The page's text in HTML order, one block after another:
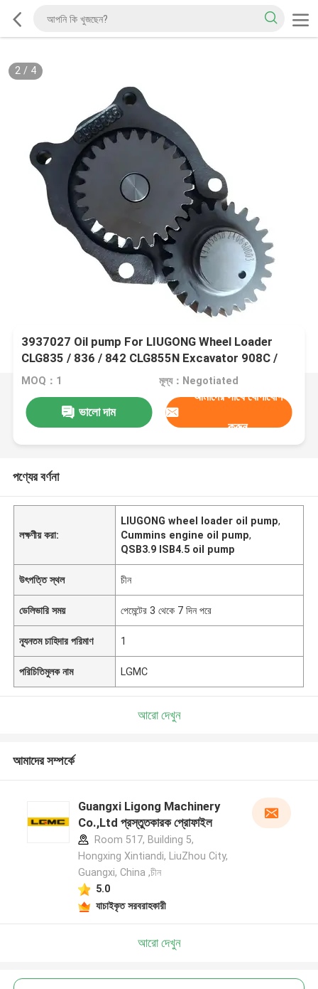
2/ 4
3937027 Oil pump For LIUGONG Wheel Loader
CLG835 / 836 / 842 CLG855N Excavator 908C /
910E / 915D Engine QSB3.9 / ISB4.5
MOQ：1 মূল্য：Negotiated
ভালো দাম
আমাদের সাথে যোগাযোগ
করুন
পণ্যের বর্ণনা
লক্ষণীয় করা:
LIUGONG wheel loader oil pump,
Cummins engine oil pump,
QSB3.9 ISB4.5 oil pump
উৎপত্তি স্থল চীন
ডেলিভারি সময় পেমেন্টের 3 থেকে 7 দিন পরে
ন্যূনতম চাহিদার পরিমাণ 1
পরিচিতিমুলক নাম LGMC
আরো দেখুন
আমাদের সম্পর্কে
Guangxi Ligong Machinery
Co.,Ltd প্রস্তুতকারক প্রোফাইল
Room 517, Building 5,
Hongxing Xintiandi, LiuZhou City,
Guangxi, China ,চীন
5.0
যাচাইকৃত সরবরাহকারী
আরো দেখুন